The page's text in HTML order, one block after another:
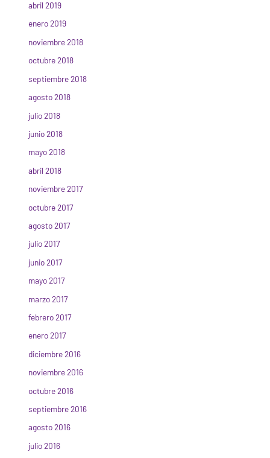
abril 2019
enero 2019
noviembre 2018
octubre 2018
septiembre 2018
agosto 2018
julio 2018
junio 2018
mayo 2018
abril 2018
noviembre 2017
octubre 2017
agosto 2017
julio 2017
junio 2017
mayo 2017
marzo 2017
febrero 2017
enero 2017
diciembre 2016
noviembre 2016
octubre 2016
septiembre 2016
agosto 2016
julio 2016